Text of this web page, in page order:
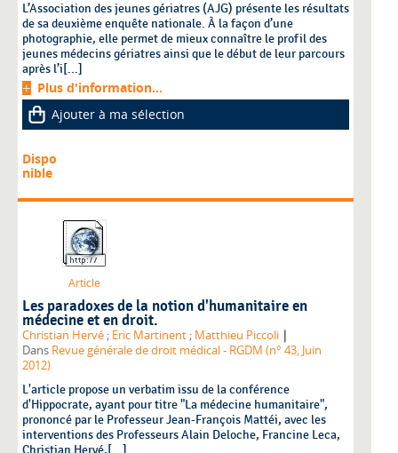
L’Association des jeunes gériatres (AJG) présente les résultats
de sa deuxième enquête nationale. À la façon d’une
photographie, elle permet de mieux connaître le profil des
jeunes médecins gériatres ainsi que le début de leur parcours
après l’i[...]
Plus d'information...
Ajouter à ma sélection
Dispo
nible
Article
Les paradoxes de la notion d'humanitaire en
médecine et en droit.
Christian Hervé ; Eric Martinent ; Matthieu Piccoli |
Dans Revue générale de droit médical - RGDM (n° 43, Juin
2012)
L'article propose un verbatim issu de la conférence
d'Hippocrate, ayant pour titre "La médecine humanitaire",
prononcé par le Professeur Jean-François Mattéi, avec les
interventions des Professeurs Alain Deloche, Francine Leca,